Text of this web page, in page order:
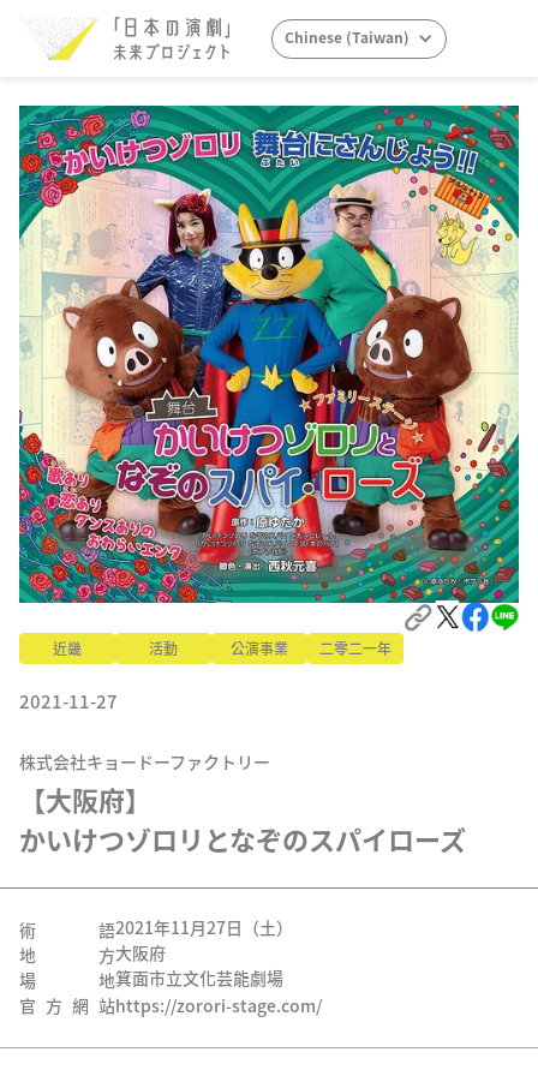
Chinese (Taiwan)
近畿 活動 公演事業 二零二一年
2021-11-27
株式会社キョードーファクトリー
【大阪府】
かいけつゾロリとなぞのスパイローズ
術語2021年11月27日（土）
地方大阪府
場地箕面市立文化芸能劇場
官方網站https://zorori-stage.com/